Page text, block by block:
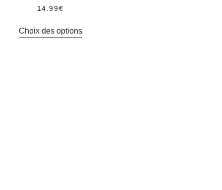
14.99 €
Choix des options